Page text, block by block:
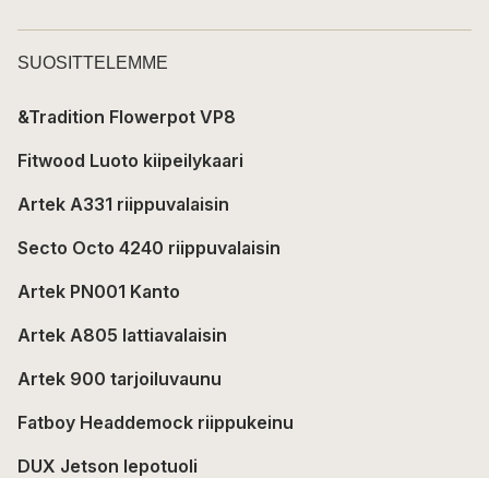
SUOSITTELEMME
&Tradition Flowerpot VP8
Fitwood Luoto kiipeilykaari
Artek A331 riippuvalaisin
Secto Octo 4240 riippuvalaisin
Artek PN001 Kanto
Artek A805 lattiavalaisin
Artek 900 tarjoiluvaunu
Fatboy Headdemock riippukeinu
DUX Jetson lepotuoli